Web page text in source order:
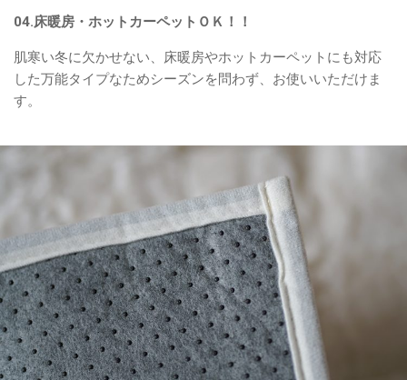
04.床暖房・ホットカーペットＯＫ！！
肌寒い冬に欠かせない、床暖房やホットカーペットにも対応
した万能タイプなためシーズンを問わず、お使いいただけま
す。